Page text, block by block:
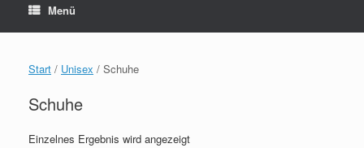
Menü
Start / Unisex / Schuhe
Schuhe
Einzelnes Ergebnis wird angezeigt